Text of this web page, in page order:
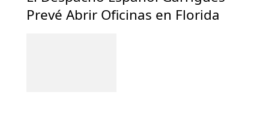
Prevé Abrir Oficinas en Florida